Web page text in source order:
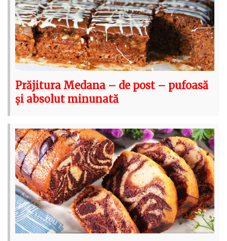
Prăjitura Medana – de post – pufoasă
și absolut minunată